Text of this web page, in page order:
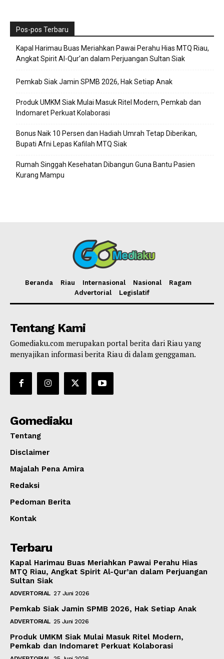
Pos-pos Terbaru
Kapal Harimau Buas Meriahkan Pawai Perahu Hias MTQ Riau,
Angkat Spirit Al-Qur’an dalam Perjuangan Sultan Siak
Pemkab Siak Jamin SPMB 2026, Hak Setiap Anak
Produk UMKM Siak Mulai Masuk Ritel Modern, Pemkab dan
Indomaret Perkuat Kolaborasi
Bonus Naik 10 Persen dan Hadiah Umrah Tetap Diberikan,
Bupati Afni Lepas Kafilah MTQ Siak
Rumah Singgah Kesehatan Dibangun Guna Bantu Pasien
Kurang Mampu
Beranda Riau Internasional Nasional
Ragam
Advertorial
Legislatif
Tentang Kami
Gomediaku.com merupakan portal berita dari Riau yang
menyajikan informasi berita Riau di dalam genggaman.
Gomediaku
Tentang
Disclaimer
Majalah Pena Amira
Redaksi
Pedoman Berita
Kontak
Terbaru
Kapal Harimau Buas Meriahkan Pawai Perahu Hias
MTQ Riau, Angkat Spirit Al-Qur’an dalam Perjuangan
Sultan Siak
ADVERTORIAL 27 Juni 2026
Pemkab Siak Jamin SPMB 2026, Hak Setiap Anak
ADVERTORIAL 25 Juni 2026
Produk UMKM Siak Mulai Masuk Ritel Modern,
Pemkab dan Indomaret Perkuat Kolaborasi